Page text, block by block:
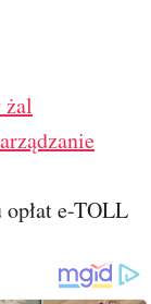
żal
e-TOLL